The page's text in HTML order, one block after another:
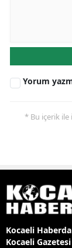
Yorum
* Bu içerik ile
Kocaeli
Kocaeli